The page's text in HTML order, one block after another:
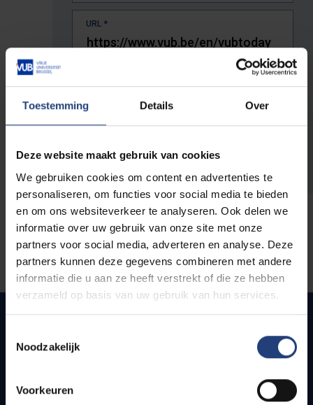
Toestemming Details Over
Deze website maakt gebruik van cookies
We gebruiken cookies om content en advertenties te
personaliseren, om functies voor social media te bieden
en om ons websiteverkeer te analyseren. Ook delen we
informatie over uw gebruik van onze site met onze
partners voor social media, adverteren en analyse. Deze
partners kunnen deze gegevens combineren met andere
informatie die u aan ze heeft verstrekt of die ze hebben
verzameld op basis van uw gebruik van hun services.
Noodzakelijk
Voorkeuren
URL *
The full URL of the page where you encountered the error.
Quick links